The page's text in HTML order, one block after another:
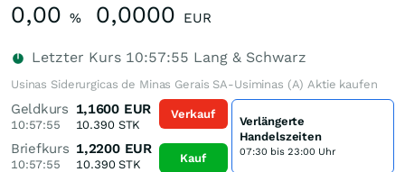
0,00 % 0,0000 EUR
Letzter Kurs 10:57:55 Lang & Schwarz
Usinas Siderurgicas de Minas Gerais SA-Usiminas (A) Aktie kaufen
Geldkurs
10:57:55
1,1600 EUR
10.390STK
Briefkurs
10:57:55
1,2200 EUR
10.390STK
Verkauf
Kauf
Verlängerte
Handelszeiten
07:30 bis 23:00 Uhr